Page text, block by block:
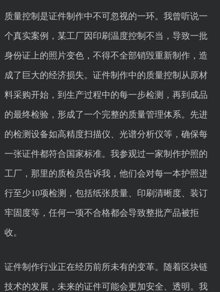
质量控制是证件制作中不可忽视的一环。我曾听说一
个真实案例，某工厂因印刷温度控制不当，导致一批
身份证上的照片变色，不得不全部销毁重新制作，造
成了巨大的经济损失。证件制作中的质量控制从原材
料采购开始，到生产过程中的每一步检测，再到成品
的最终检验，形成了一个完整的质量管理体系。先进
的检测设备如高精度扫描仪、光谱分析仪等，确保每
一张证件都符合国家标准。我参观过一家制作护照的
工厂，那里的质检员告诉我，他们会对每一本护照进
行至少10项检测，包括纸张质量、印刷清晰度、装订
牢固度等，任何一项不合格都会导致整批产品被拒
收。
证件制作行业正在经历前所未有的变革。随着区块链
技术的发展，未来的证件可能会更加安全、透明。我